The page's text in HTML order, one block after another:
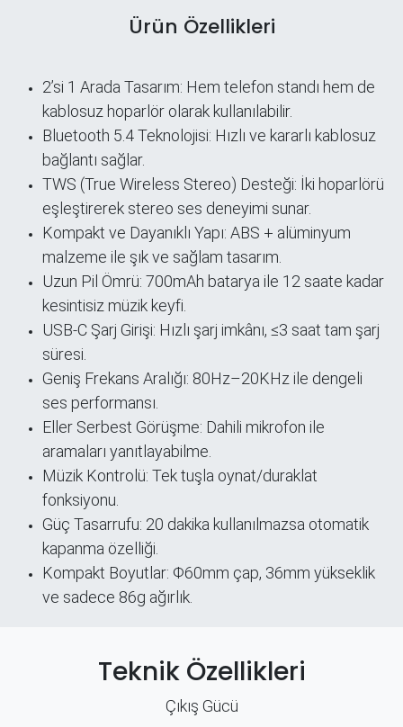
Ürün Özellikleri
2’si 1 Arada Tasarım: Hem telefon standı hem de
kablosuz hoparlör olarak kullanılabilir.
Bluetooth 5.4 Teknolojisi: Hızlı ve kararlı kablosuz
bağlantı sağlar.
TWS (True Wireless Stereo) Desteği: İki hoparlörü
eşleştirerek stereo ses deneyimi sunar.
Kompakt ve Dayanıklı Yapı: ABS + alüminyum
malzeme ile şık ve sağlam tasarım.
Uzun Pil Ömrü: 700mAh batarya ile 12 saate kadar
kesintisiz müzik keyfi.
USB-C Şarj Girişi: Hızlı şarj imkânı, ≤3 saat tam şarj
süresi.
Geniş Frekans Aralığı: 80Hz–20KHz ile dengeli
ses performansı.
Eller Serbest Görüşme: Dahili mikrofon ile
aramaları yanıtlayabilme.
Müzik Kontrolü: Tek tuşla oynat/duraklat
fonksiyonu.
Güç Tasarrufu: 20 dakika kullanılmazsa otomatik
kapanma özelliği.
Kompakt Boyutlar: Φ60mm çap, 36mm yükseklik
ve sadece 86g ağırlık.
Teknik Özellikleri
Çıkış Gücü